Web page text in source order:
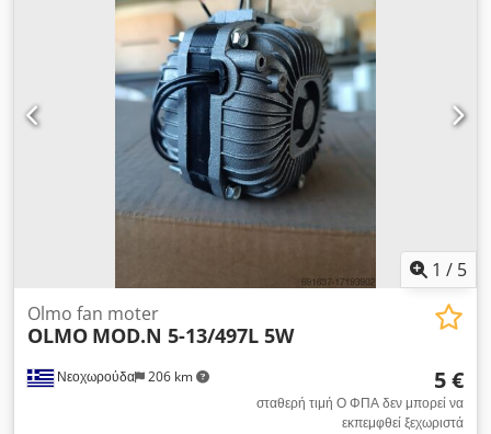
1 / 5
Νεοχωρούδα 206 km
Olmo fan moter
OLMO MOD.N 5-13/497L 5W
5 €
σταθερή τιμή Ο ΦΠΑ δεν μπορεί να
εκπεμφθεί ξεχωριστά